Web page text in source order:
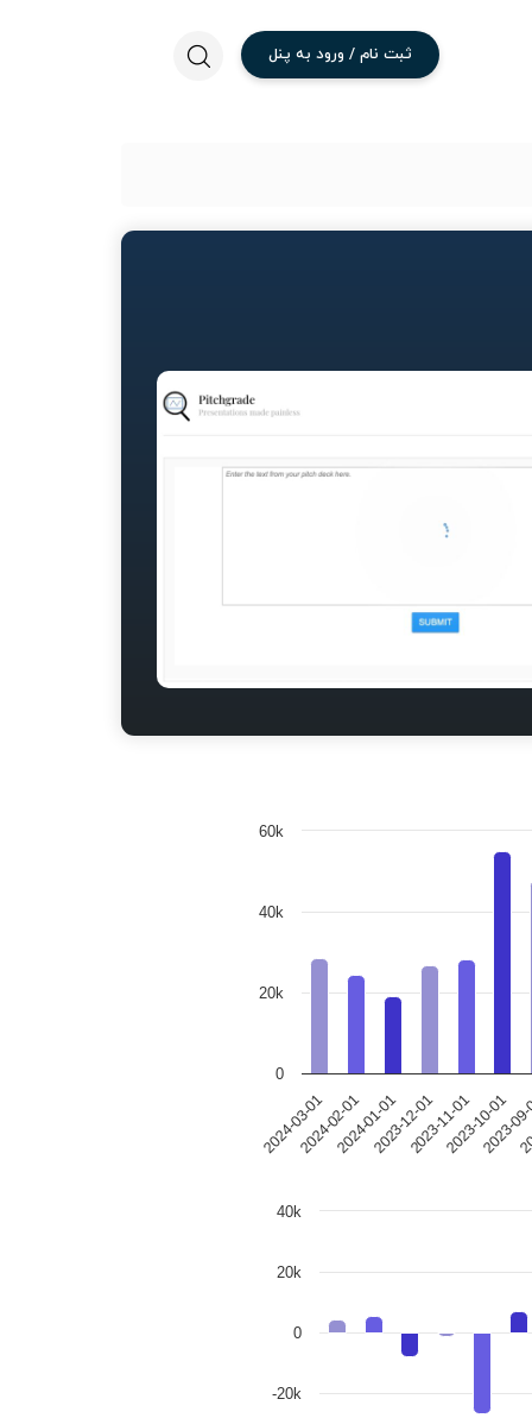
ثبت نام / ورود به پنل
2024-03-012024-02-012024-01-012023-12-012023-11-012023-10-01
2023-
0
20k
40k
60k
-20k
0
20k
40k